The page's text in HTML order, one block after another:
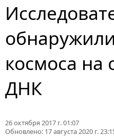
космоса на
ДНК
26 октября 2017 г. 01:07
Обновлено: 17 августа 2020 г.